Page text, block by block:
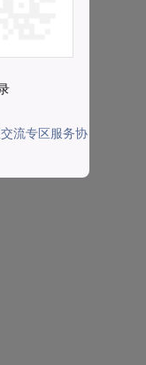
交流专区服务协